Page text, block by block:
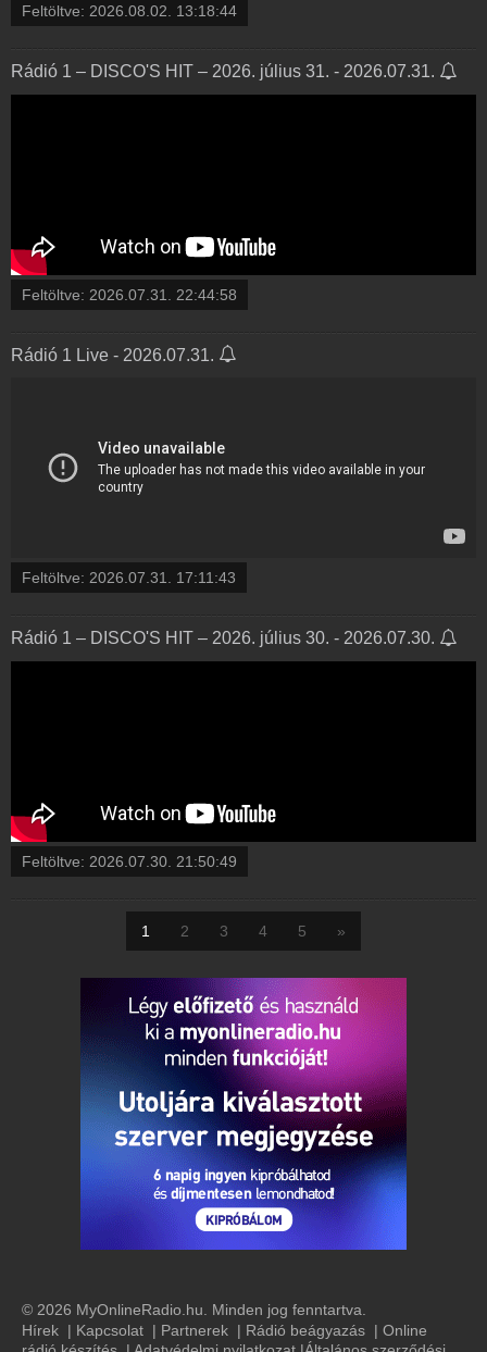
Feltöltve: 2026.08.02. 13:18:44
Rádió 1 – DISCO'S HIT – 2026. július 31. - 2026.07.31.
Feltöltve: 2026.07.31. 22:44:58
Rádió 1 Live - 2026.07.31.
Feltöltve: 2026.07.31. 17:11:43
Rádió 1 – DISCO'S HIT – 2026. július 30. - 2026.07.30.
Feltöltve: 2026.07.30. 21:50:49
1 2 3 4 5 »
© 2026 MyOnlineRadio.hu. Minden jog fenntartva.
Hírek | Kapcsolat | Partnerek | Rádió beágyazás | Online